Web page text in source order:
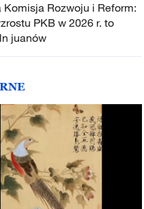
Komisja Rozwoju i Reform:
PKB w 2026 r. to
juanów